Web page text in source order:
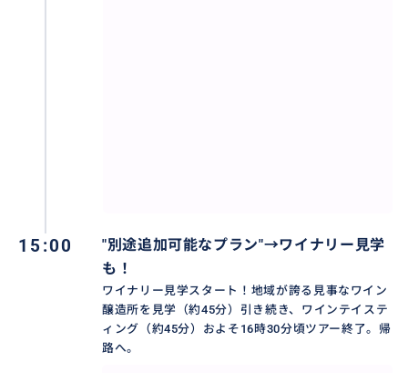
カーなどをお手配可能です。最初の訪問先で現地合
流。最後の訪問先にて解散。※現地合流をお望みの場
合、ガイドがフィレンツェから現地へ向かう移動経費
（ガソリン代・高速代・駐車場代等）はツアー料金に
含まれておりますので、現地合流の場合も追加のガイ
15:00
"別途追加可能なプラン"→ワイナリー見学
も！
ワイナリー見学スタート！地域が誇る見事なワイン
醸造所を見学（約45分）引き続き、ワインテイステ
ィング（約45分）およそ16時30分頃ツアー終了。帰
路へ。